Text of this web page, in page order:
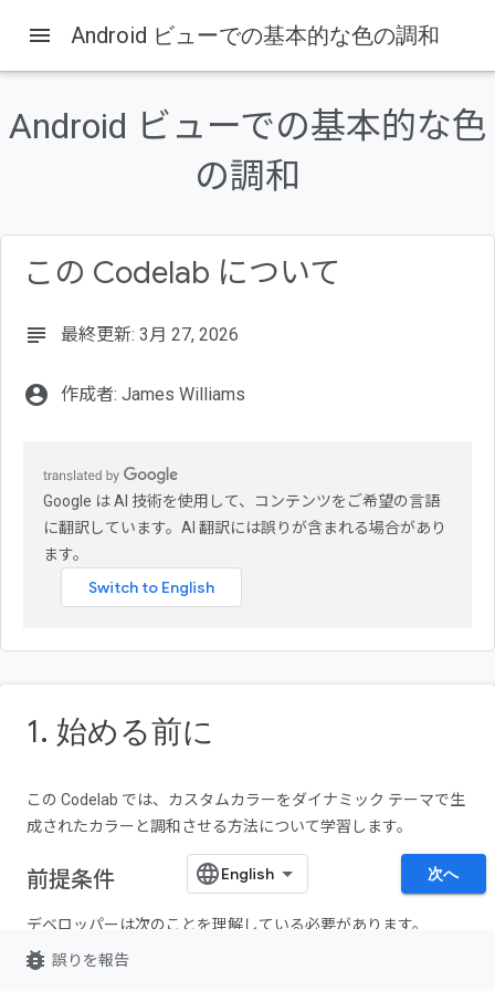
Codelabs
前提条件
学習内容
新しいエクスポート値について
menu Android ビューでの基本的な色の調和
Android ビューでの基本的な色
の調和
この Codelab について
subject 最終更新: 3月 27, 2026
account_circle 作成者: James Williams
Google は AI 技術を使用して、コンテンツをご希望の言語
に翻訳しています。AI 翻訳には誤りが含まれる場合があり
ます。
1. 始める前に
この Codelab では、カスタムカラーをダイナミック テーマで生
成されたカラーと調和させる方法について学習します。
前提条件
デベロッパーは次のことを理解している必要があります。
Android の基本的なテーマ設定のコンセプト
次へ
bug_report 誤りを報告